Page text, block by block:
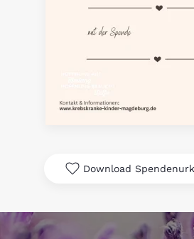
Download